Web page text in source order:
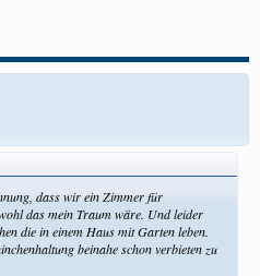
dass wir ein Zimmer für
das mein Traum wäre. Und leider
die in einem Haus mit Garten leben.
beinahe schon verbieten zu